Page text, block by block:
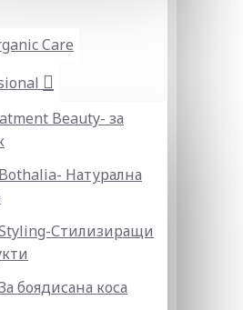
Care
Beauty- за
Натурална
Стилизиращи
боядисана коса